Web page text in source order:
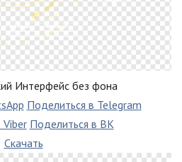
Интерфейс без фона
Поделиться в Telegram
Поделиться в ВК
Скачать